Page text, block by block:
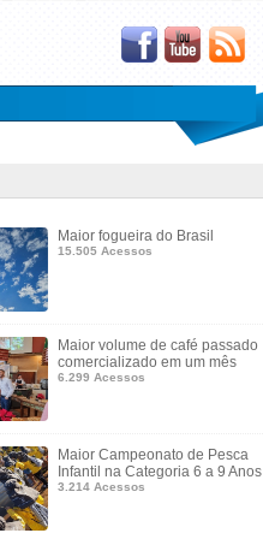
Maior fogueira do Brasil
15.505 Acessos
Maior volume de café passado
comercializado em um mês
6.299 Acessos
Maior Campeonato de Pesca
Infantil na Categoria 6 a 9 Anos
3.214 Acessos